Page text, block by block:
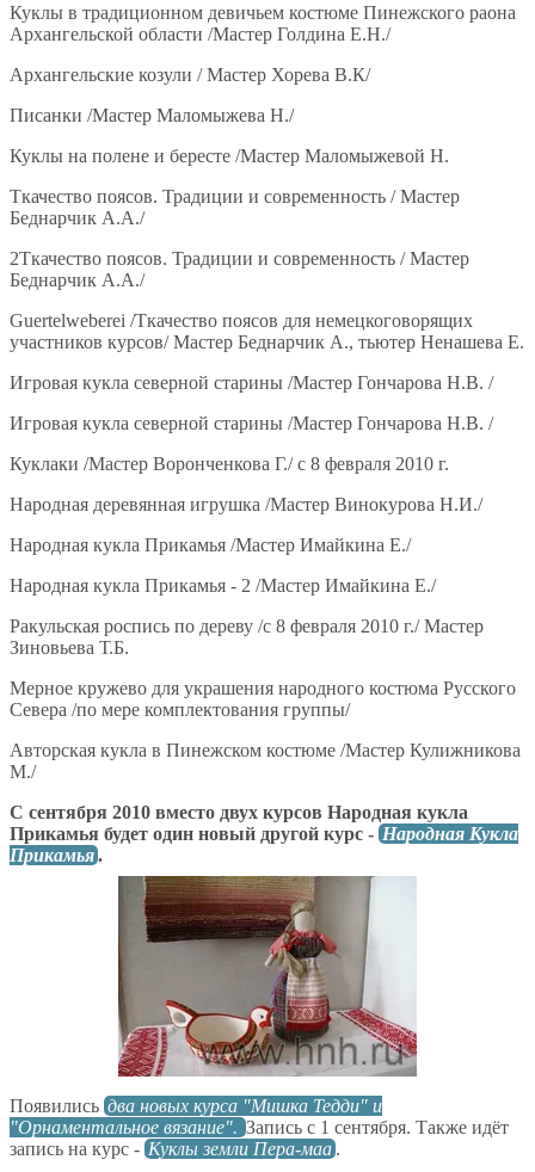
Куклы в традиционном девичьем костюме Пинежского раона
Архангельской области /Мастер Голдина Е.Н./
Архангельские козули / Мастер Хорева В.К/
Писанки /Мастер Маломыжева Н./
Куклы на полене и бересте /Мастер Маломыжевой Н.
Ткачество поясов. Традиции и современность / Мастер
Беднарчик А.А./
2Ткачество поясов. Традиции и современность / Мастер
Беднарчик А.А./
Guertelweberei /Ткачество поясов для немецкоговорящих
участников курсов/ Мастер Беднарчик А., тьютер Ненашева Е.
Игровая кукла северной старины /Мастер Гончарова Н.В. /
Игровая кукла северной старины /Мастер Гончарова Н.В. /
Куклаки /Мастер Воронченкова Г./ с 8 февраля 2010 г.
Народная деревянная игрушка /Мастер Винокурова Н.И./
Народная кукла Прикамья /Мастер Имайкина Е./
Народная кукла Прикамья - 2 /Мастер Имайкина Е./
Ракульская роспись по дереву /c 8 февраля 2010 г./ Мастер
Зиновьева Т.Б.
Мерное кружево для украшения народного костюма Русского
Севера /по мере комплектования группы/
Авторская кукла в Пинежском костюме /Мастер Кулижникова
М./
С сентября 2010 вместо двух курсов Народная кукла
Прикамья будет один новый другой курс - Народная Кукла
Прикамья.
Появились два новых курса "Мишка Тедди" и
"Орнаментальное вязание". Запись с 1 сентября. Также идёт
запись на курс - Куклы земли Пера-маа .